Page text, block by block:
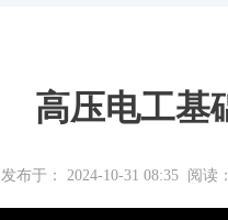
高压电工基
发布于： 2024-10-31 08:35 阅读